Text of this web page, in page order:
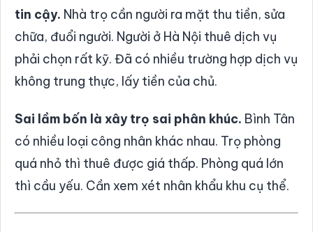
tin cậy. Nhà trọ cần người ra mặt thu tiền, sửa
chữa, đuổi người. Người ở Hà Nội thuê dịch vụ
phải chọn rất kỹ. Đã có nhiều trường hợp dịch vụ
không trung thực, lấy tiền của chủ.
Sai lầm bốn là xây trọ sai phân khúc. Bình Tân
có nhiều loại công nhân khác nhau. Trọ phòng
quá nhỏ thì thuê được giá thấp. Phòng quá lớn
thì cầu yếu. Cần xem xét nhân khẩu khu cụ thể.